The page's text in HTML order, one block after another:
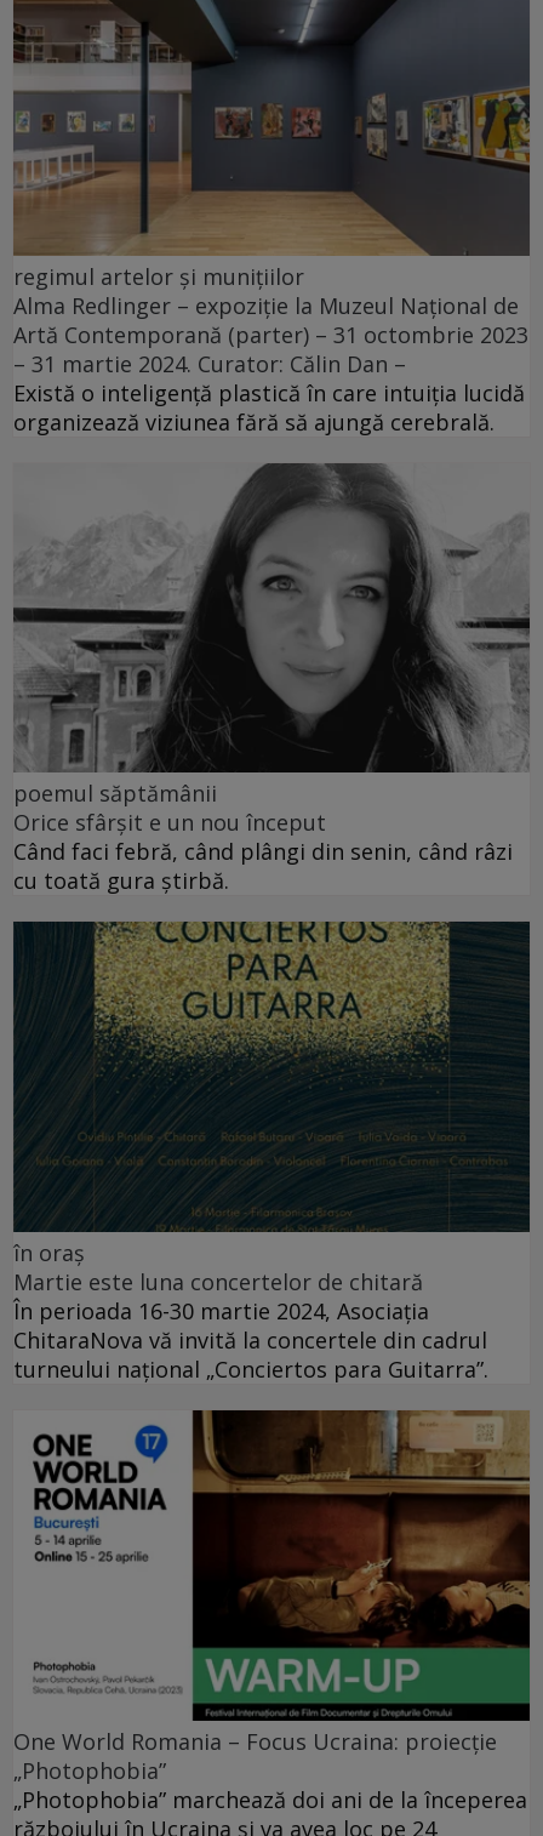
regimul artelor și munițiilor
Alma Redlinger – expoziție la Muzeul Național de
Artă Contemporană (parter) – 31 octombrie 2023
– 31 martie 2024. Curator: Călin Dan –
Există o inteligență plastică în care intuiția lucidă
organizează viziunea fără să ajungă cerebrală.
poemul săptămânii
Orice sfârșit e un nou început
Când faci febră, când plângi din senin, când râzi
cu toată gura știrbă.
în oraș
Martie este luna concertelor de chitară
În perioada 16-30 martie 2024, Asociația
ChitaraNova vă invită la concertele din cadrul
turneului național „Conciertos para Guitarra”.
One World Romania – Focus Ucraina: proiecție
„Photophobia”
„Photophobia” marchează doi ani de la începerea
războiului în Ucraina și va avea loc pe 24